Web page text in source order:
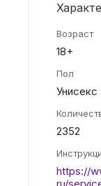
Возраст
18+
Пол
Унисекс
2352
https://